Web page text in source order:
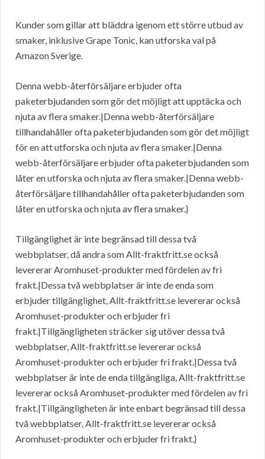
Kunder som gillar att bläddra igenom ett större utbud av
smaker, inklusive Grape Tonic, kan utforska val på
Amazon Sverige.
Denna webb-återförsäljare erbjuder ofta
paketerbjudanden som gör det möjligt att upptäcka och
njuta av flera smaker.|Denna webb-återförsäljare
tillhandahåller ofta paketerbjudanden som gör det möjligt
för en att utforska och njuta av flera smaker.|Denna
webb-återförsäljare erbjuder ofta paketerbjudanden som
låter en utforska och njuta av flera smaker.|Denna webb-
återförsäljare tillhandahåller ofta paketerbjudanden som
låter en utforska och njuta av flera smaker.}
Tillgänglighet är inte begränsad till dessa två
webbplatser, då andra som Allt-fraktfritt.se också
levererar Aromhuset-produkter med fördelen av fri
frakt.|Dessa två webbplatser är inte de enda som
erbjuder tillgänglighet, Allt-fraktfritt.se levererar också
Aromhuset-produkter och erbjuder fri
frakt.|Tillgängligheten sträcker sig utöver dessa två
webbplatser, Allt-fraktfritt.se levererar också
Aromhuset-produkter och erbjuder fri frakt.|Dessa två
webbplatser är inte de enda tillgängliga, Allt-fraktfritt.se
levererar också Aromhuset-produkter med fördelen av fri
frakt.|Tillgängligheten är inte enbart begränsad till dessa
två webbplatser, Allt-fraktfritt.se levererar också
Aromhuset-produkter och erbjuder fri frakt.}